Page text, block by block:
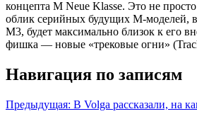
концепта M Neue Klasse. Это не
облик серийных будущих M-моделей,
M3, будет максимально близок к его
фишка — новые «трековые огни»
Навигация по записям
Предыдущая: В Volga рассказали, на